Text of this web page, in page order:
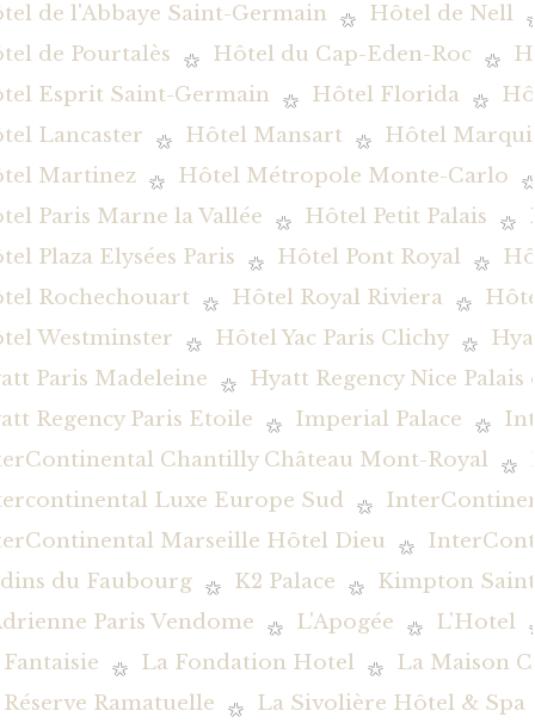
de l'Abbaye Saint-Germain
Hôtel de Nell
de Pourtalès
Hôtel du Cap-Eden-Roc
Esprit Saint-Germain
Hôtel Florida
Lancaster
Hôtel Mansart
Hôtel
Martinez
Hôtel Métropole Monte-Carlo
Paris Marne la Vallée
Hôtel Petit Palais
Plaza Elysées Paris
Hôtel Pont Royal
Rochechouart
Hôtel Royal Riviera
Westminster
Hôtel Yac Paris Clichy
Paris Madeleine
Hyatt Regency Nice
Regency Paris Etoile
Imperial Palace
Chantilly Château Mont-Royal
Luxe Europe Sud
Marseille Hôtel Dieu
du Faubourg
K2 Palace
Kimpton
Paris Vendome
L'Apogée
L'Hotel
La Fondation Hotel
La Maison
Ramatuelle
La Sivolière Hôtel & Spa